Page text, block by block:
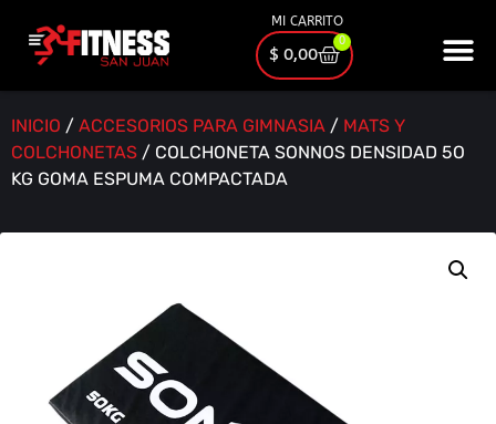
MI CARRITO
$ 0,00
0
INICIO / ACCESORIOS PARA GIMNASIA / MATS Y
COLCHONETAS / COLCHONETA SONNOS DENSIDAD 5O
KG GOMA ESPUMA COMPACTADA